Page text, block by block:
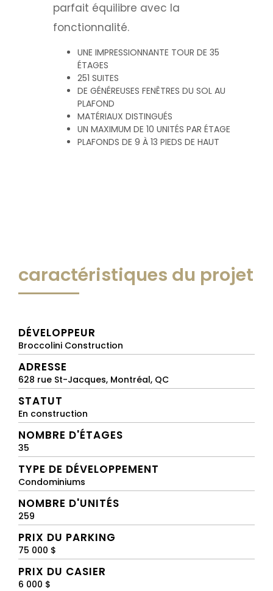
parfait équilibre avec la
fonctionnalité.
UNE IMPRESSIONNANTE TOUR DE 35
ÉTAGES
251 SUITES
DE GÉNÉREUSES FENÊTRES DU SOL AU
PLAFOND
MATÉRIAUX DISTINGUÉS
UN MAXIMUM DE 10 UNITÉS PAR ÉTAGE
PLAFONDS DE 9 À 13 PIEDS DE HAUT
caractéristiques du projet
DÉVELOPPEUR
Broccolini Construction
ADRESSE
628 rue St-Jacques, Montréal, QC
STATUT
En construction
NOMBRE D'ÉTAGES
35
TYPE DE DÉVELOPPEMENT
Condominiums
NOMBRE D'UNITÉS
259
PRIX DU PARKING
75 000 $
PRIX DU CASIER
6 000 $